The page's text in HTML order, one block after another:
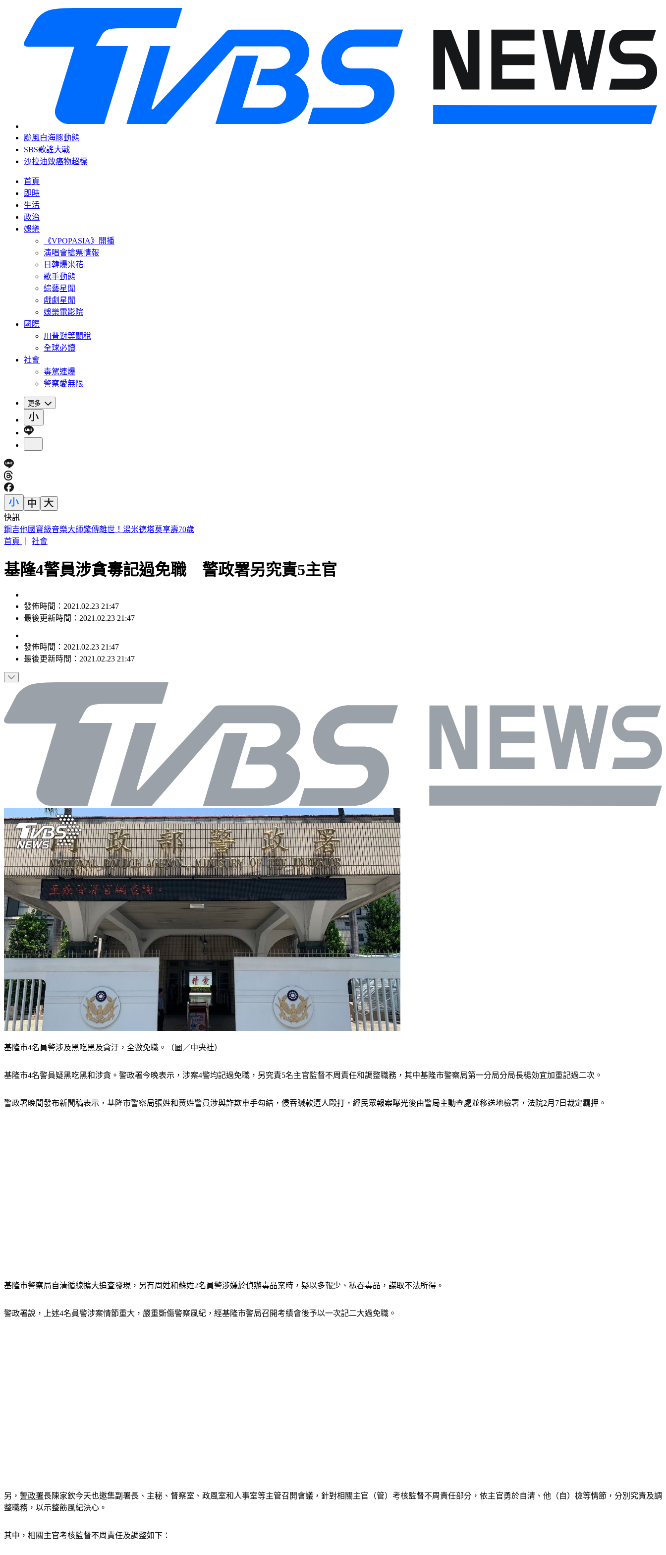
颱風白海豚動態
SBS歌謠大戰
沙拉油致癌物超標
首頁
即時
生活
政治
娛樂
《VPOPASIA》開播
演唱會搶票情報
日韓爆米花
歌手動態
綜藝星聞
戲劇星聞
娛樂電影院
國際
川普對等關稅
全球必讀
社會
毒駕連爆
警察愛無限
更多
快訊
鋼吉他國寶級音樂大師驚傳離世！湯米德塔莫享壽70歲
首頁
社會
基隆4警員涉貪毒記過免職 警政署另究責5主官
發佈時間：2021.02.23 21:47
最後更新時間：2021.02.23 21:47
發佈時間： 2021.02.23 21:47
最後更新時間： 2021.02.23 21:47
基隆市4名員警涉及黑吃黑及貪汙，全數免職。（圖／中央社）
基隆市4名警員疑黑吃黑和涉貪。警政署今晚表示，涉案4警均記過免職，另究責5名主官監督不周責任和調整職務，其中基隆市警察局第一分局分局長楊効宜加重記過二次。
警政署晚間發布新聞稿表示，基隆市警察局張姓和黃姓警員涉與詐欺車手勾結，侵吞贓款遭人毆打，經民眾報案曝光後由警局主動查處並移送地檢署，法院2月7日裁定羈押。
基隆市警察局自清循線擴大追查發現，另有周姓和蘇姓2名員警涉嫌於偵辦毒品案時，疑以多報少、私吞毒品，謀取不法所得。
警政署說，上述4名員警涉案情節重大，嚴重斲傷警察風紀，經基隆市警局召開考績會後予以一次記二大過免職。
另， 警政署長陳家欽今天也邀集副署長、主秘、督察室、政風室和人事室等主管召開會議，針對相關主官（管）考核監督不周責任部分，依主官勇於自清、他（自）檢等情節，分別究責及調
整職務，以示整飭風紀決心。
其中，相關主官考核監督不周責任及調整如下：